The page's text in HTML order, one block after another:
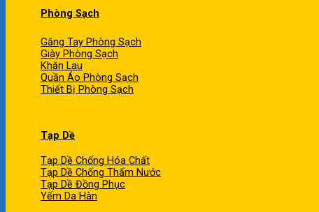
Phòng Sạch
Găng Tay Phòng Sạch
Giày Phòng Sạch
Khăn Lau
Quần Áo Phòng Sạch
Thiết Bị Phòng Sạch
Tạp Dề
Tạp Dề Chống Hóa Chất
Tạp Dề Chống Thấm Nước
Tạp Dề Đồng Phục
Yếm Da Hàn